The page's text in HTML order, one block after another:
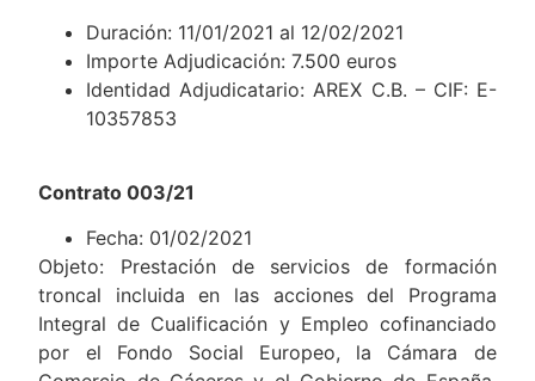
Duración: 11/01/2021 al 12/02/2021
Importe Adjudicación: 7.500 euros
Identidad Adjudicatario: AREX C.B. – CIF: E-
10357853
Contrato 003/21
Fecha: 01/02/2021
Objeto: Prestación de servicios de formación
troncal incluida en las acciones del Programa
Integral de Cualificación y Empleo cofinanciado
por el Fondo Social Europeo, la Cámara de